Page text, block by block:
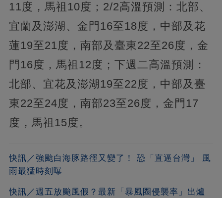
11度，馬祖10度；2/2高溫預測：北部、
宜蘭及澎湖、金門16至18度，中部及花
蓮19至21度，南部及臺東22至26度，金
門16度，馬祖12度；下週二高溫預測：
北部、宜花及澎湖19至22度，中部及臺
東22至24度，南部23至26度，金門17
度，馬祖15度。
快訊／強颱白海豚路徑又變了！ 恐「直逼台灣」 風
雨最猛時刻曝
快訊／週五放颱風假？最新「暴風圈侵襲率」出爐